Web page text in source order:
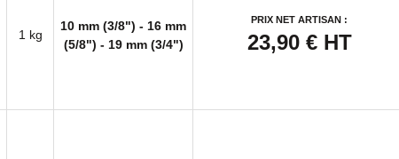
1 kg
10 mm (3/8") - 16 mm
(5/8") - 19 mm (3/4")
PRIX NET ARTISAN :
23,90 €HT